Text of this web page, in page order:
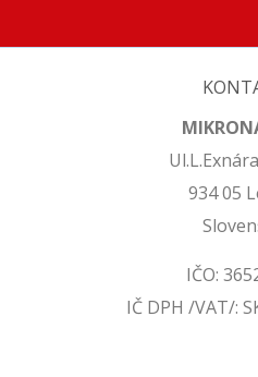
934 05
IČO:
IČ DPH /VAT/: